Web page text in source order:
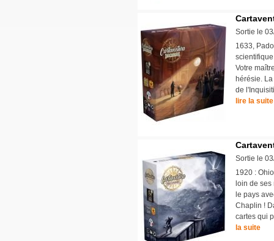
Sortie le
1633,
Votre
hérésie.
de
lire la suite
Sortie le
1920 :
loin de
le pays
Chaplin !
cartes qui
la suite